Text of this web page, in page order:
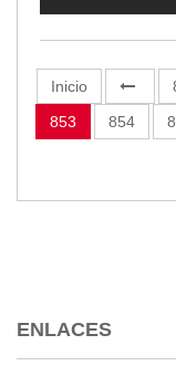
Inicio
853
854
ENLACES